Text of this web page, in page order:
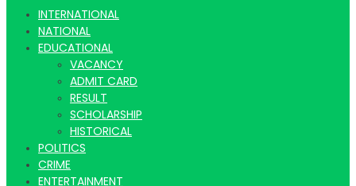
Latest
Hindi
INTERNATIONAL
NATIONAL
EDUCATIONAL
VACANCY
ADMIT CARD
RESULT
SCHOLARSHIP
HISTORICAL
POLITICS
CRIME
ENTERTAINMENT